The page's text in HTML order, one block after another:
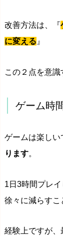
改善方法は、『
に変える 』
この２点を意識
ゲーム時
ゲームは楽しい
ります。
1日3時間プレ
徐々に減らすこ
経験上ですが、